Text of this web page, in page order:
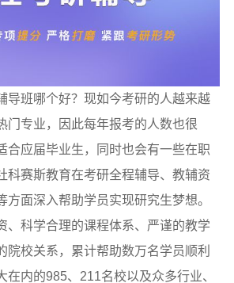
导班哪个好？现如今考研的人越来越
门专业，因此每年报考的人数也很
合应届毕业生，同时也会有一些在职
科赛斯教育在考研全程辅导、教辅资
方面深入帮助学员实现研究生梦想。
、科学合理的课程体系、严谨的教学
院校关系，累计帮助数万名学员顺利
在内的985、211名校以及众多行业、